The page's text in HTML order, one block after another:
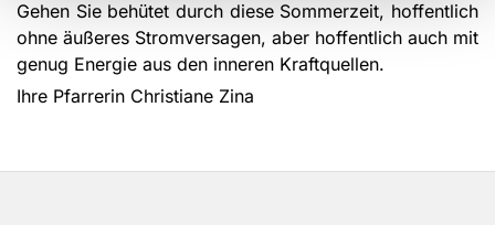
Gehen Sie behütet durch diese Sommer­zeit, hoffentlich
ohne äußeres Strom­versagen, aber hoffentlich auch mit
genug Energie aus den inneren Kraftquellen.
Ihre Pfarrerin Christiane Zina